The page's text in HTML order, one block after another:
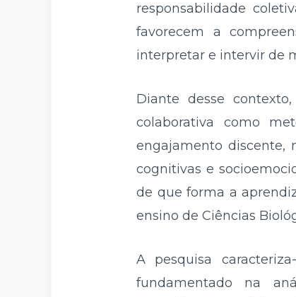
responsabilidade
favorecem a
interpretar e intervir de
Diante desse
colaborativa como
engajamento discente,
cognitivas e
de que forma a
ensino de Ciências
A pesquisa
fundamentado na